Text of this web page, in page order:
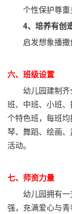
个性保护尊重
4、培养有创
启发想象播撒
六、班级设置
幼儿园建制齐
班、中班、小班
个特色班，每班
琴、舞蹈、绘画
活动。
七、师资力量
幼儿园拥有一
强，充满爱心与